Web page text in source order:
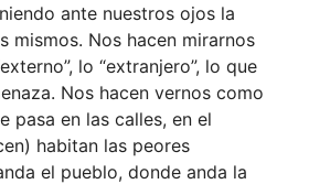
ante nuestros ojos la
mismos. Nos hacen mirarnos
lo “extranjero”, lo que
Nos hacen vernos como
pasa en las calles, en el
habitan las peores
el pueblo, donde anda la